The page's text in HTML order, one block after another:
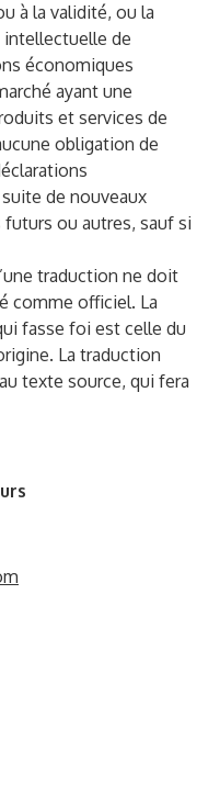
à la validité, ou la
de
économiques
ayant une
et services de
obligation de
de nouveaux
ou autres, sauf si
traduction ne doit
comme officiel. La
fasse foi est celle du
La traduction
texte source, qui fera